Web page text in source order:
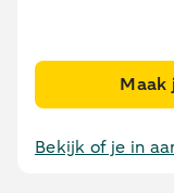
Maak
Bekijk of je in